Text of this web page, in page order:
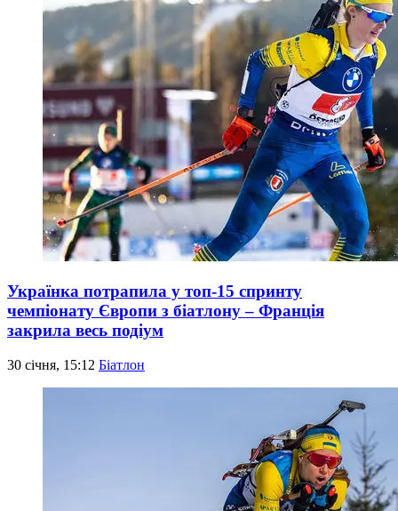
Українка потрапила у топ-15 спринту
чемпіонату Європи з біатлону – Франція
закрила весь подіум
30 січня, 15:12 Біатлон